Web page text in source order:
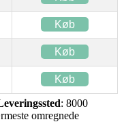
Køb
Køb
Køb
: 8000
omregnede